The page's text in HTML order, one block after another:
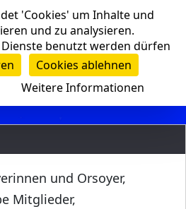
und Orsoyer,
Mitglieder,
'Cookies' um Inhalte und
und zu analysieren.
benutzt werden dürfen
Cookies ablehnen
Weitere Informationen